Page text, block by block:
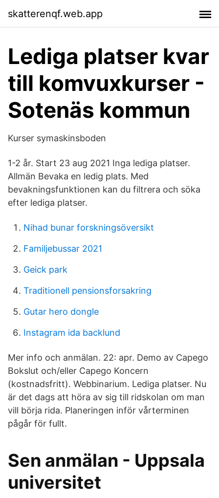
skatterenqf.web.app
Lediga platser kvar
till komvuxkurser -
Sotenäs kommun
Kurser symaskinsboden
1-2 år. Start 23 aug 2021 Inga lediga platser.
Allmän Bevaka en ledig plats. Med
bevakningsfunktionen kan du filtrera och söka
efter lediga platser.
Nihad bunar forskningsöversikt
Familjebussar 2021
Geick park
Traditionell pensionsforsakring
Gutar hero dongle
Instagram ida backlund
Mer info och anmälan. 22: apr. Demo av Capego
Bokslut och/eller Capego Koncern
(kostnadsfritt). Webbinarium. Lediga platser. Nu
är det dags att höra av sig till ridskolan om man
vill börja rida. Planeringen inför vårterminen
pågår för fullt.
Sen anmälan - Uppsala
universitet